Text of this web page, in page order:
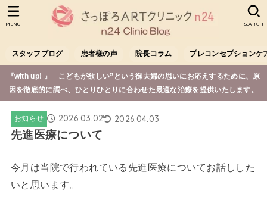
スタッフブログ 患者様の声 院長コラム プレコンセプションケ
SEARCH
MENU
『with up! 』 こどもが欲しい”という御夫婦の思いにお応えするために、原
因を徹底的に調べ、ひとりひとりに合わせた最適な治療を提供いたします。
お知らせ 2026.03.02 2026.04.03
先進医療について
今月は当院で行われている先進医療についてお話しした
いと思います。